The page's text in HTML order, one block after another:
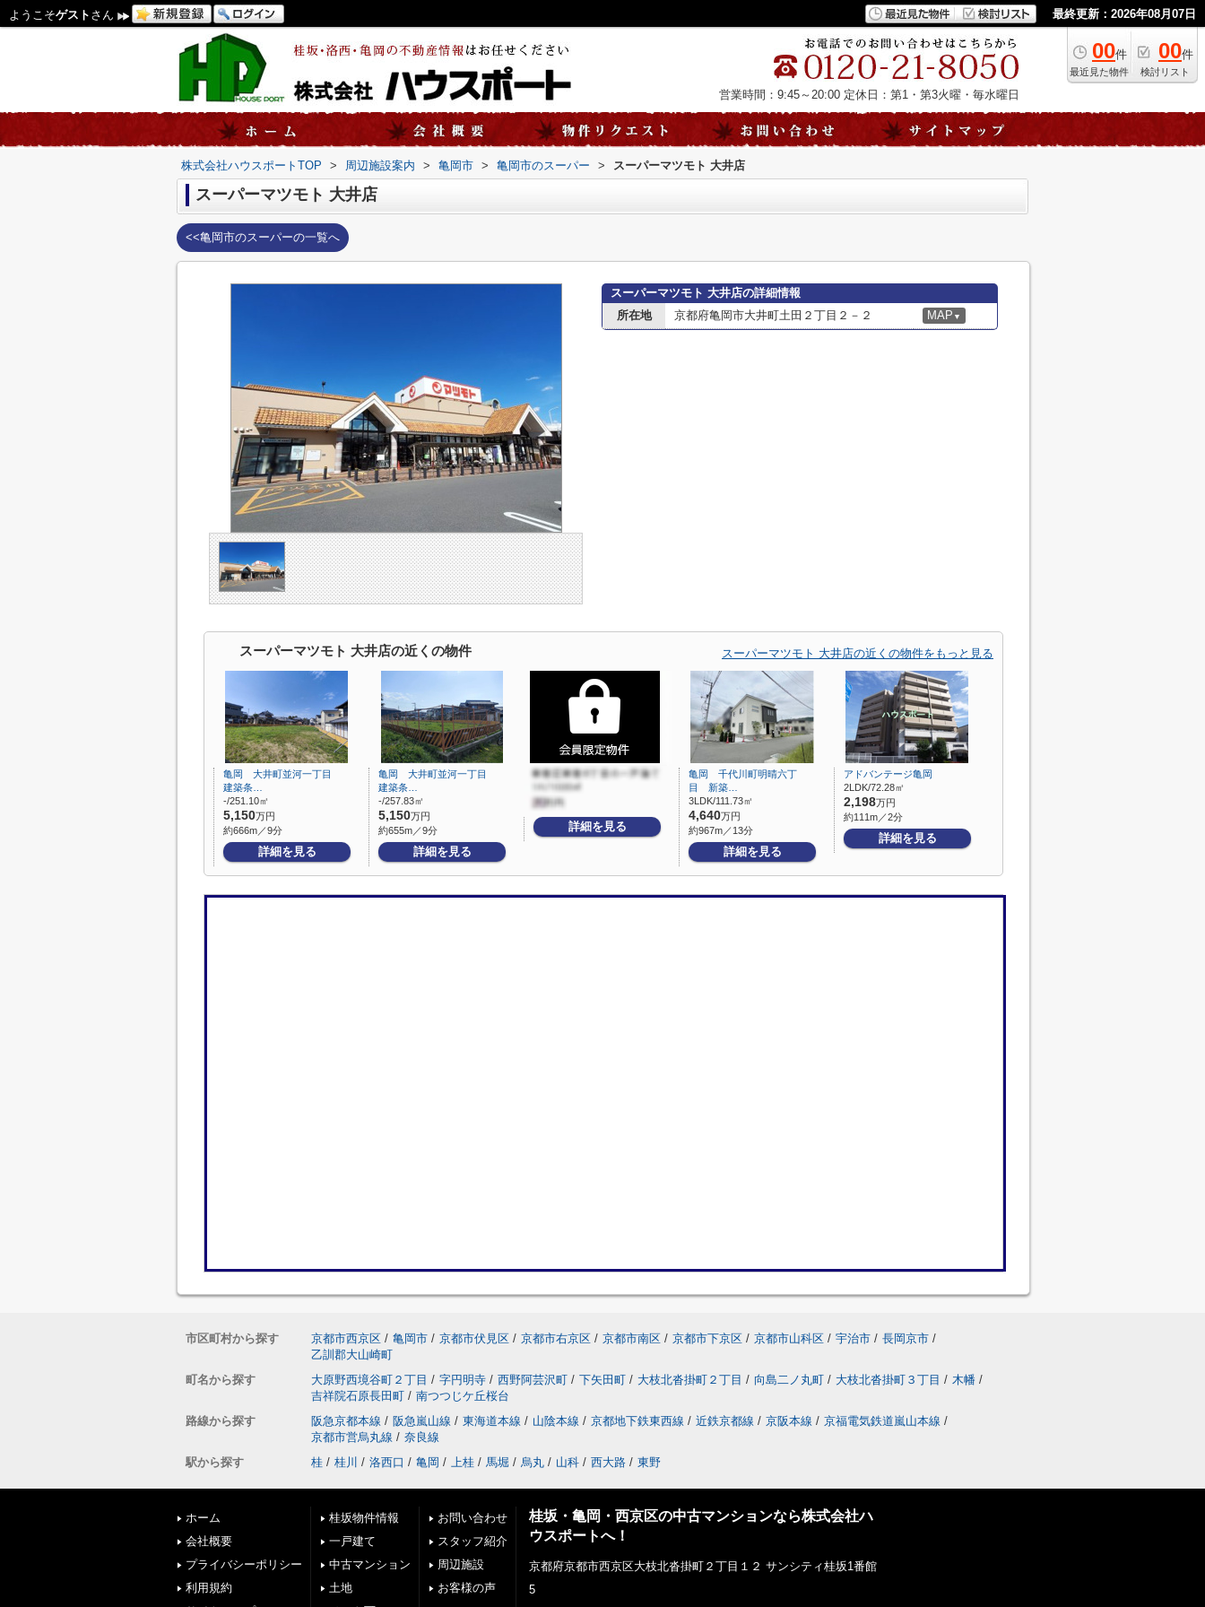
ようこそゲスト さん 最終更新：2026年08月07日
00件
最近見た物件
00件
検討リスト
営業時間：9:45～20:00 定休日：第1・第3火曜・毎水曜日
株式会社ハウスポートTOP > 周辺施設案内 > 亀岡市 > 亀岡市のスーパー > スーパーマツモト 大井店
スーパーマツモト 大井店
<<亀岡市のスーパーの一覧へ
スーパーマツモト 大井店の詳細情報
所在地
京都府亀岡市大井町土田２丁目２－２ MAP ▼
スーパーマツモト 大井店の近くの物件 スーパーマツモト 大井店の近くの物件をもっと見る
亀岡 大井町並河一丁目
建築条…
-/251.10㎡
5,150万円
約666m／9分
詳細を見る
亀岡 大井町並河一丁目
建築条…
-/257.83㎡
5,150万円
約655m／9分
詳細を見る
詳細を見る
亀岡 千代川町明晴六丁
目 新築…
3LDK/111.73㎡
4,640万円
約967m／13分
詳細を見る
アドバンテージ亀岡
2LDK/72.28㎡
2,198万円
約111m／2分
詳細を見る
市区町村から探す 京都市西京区 / 亀岡市 / 京都市伏見区 / 京都市右京区 / 京都市南区 / 京都市下京区 / 京都市山科区 / 宇治市 / 長岡京市 /
乙訓郡大山崎町
町名から探す
大原野西境谷町２丁目 / 字円明寺 / 西野阿芸沢町 / 下矢田町 / 大枝北沓掛町２丁目 / 向島二ノ丸町 / 大枝北沓掛町３丁目 / 木幡 /
吉祥院石原長田町 / 南つつじケ丘桜台
路線から探す
阪急京都本線 / 阪急嵐山線 / 東海道本線 / 山陰本線 / 京都地下鉄東西線 / 近鉄京都線 / 京阪本線 / 京福電気鉄道嵐山本線 /
京都市営烏丸線 / 奈良線
駅から探す
桂 / 桂川 / 洛西口 / 亀岡 / 上桂 / 馬堀 / 烏丸 / 山科 / 西大路 / 東野
ホーム
会社概要
プライバシーポリシー
利用規約
桂坂物件情報
一戸建て
中古マンション
土地
お問い合わせ
スタッフ紹介
周辺施設
お客様の声
桂坂・亀岡・西京区の中古マンションなら株式会社ハ
ウスポートへ！
京都府京都市西京区大枝北沓掛町２丁目１２ サンシティ桂坂1番館
5